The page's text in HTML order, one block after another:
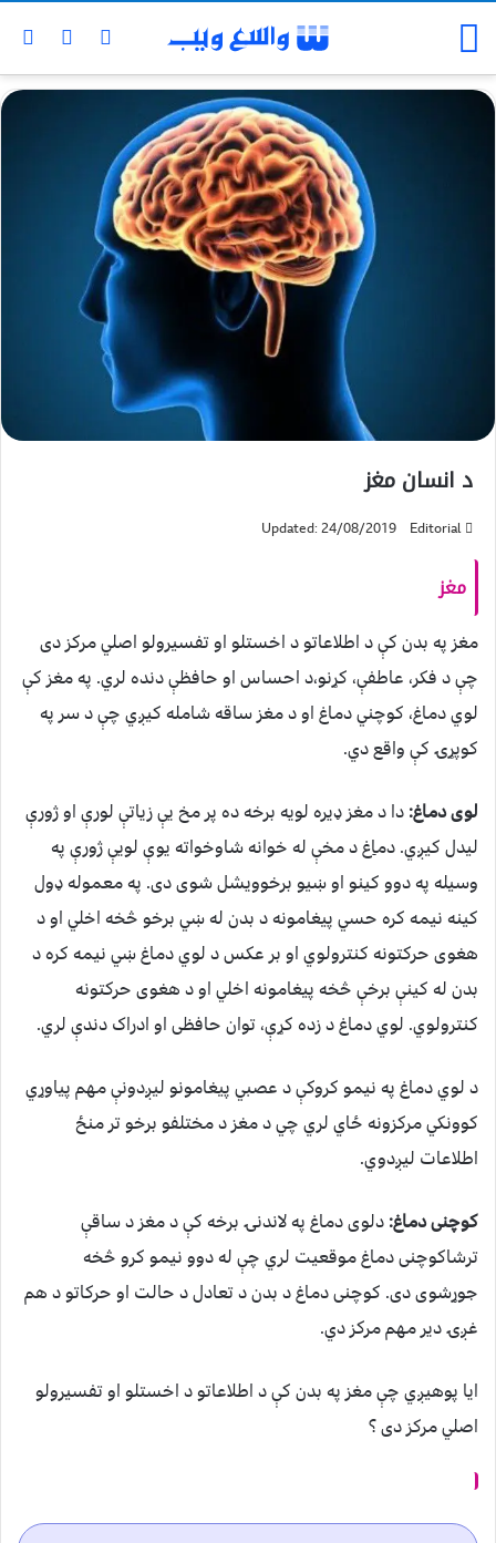
د انسان مغز
Editorial
Updated: 24/08/2019
مغز
مغز په بدن کې د اطلاعاتو د اخستلو او تفسیرولو اصلي مرکز دی
چې د فکر، عاطفې، کړنو،د احساس او حافظې دنده لري. په مغز کې
لوي دماغ، کوچني دماغ او د مغز ساقه شامله کیږي چې د سر په
کوپړۍ کې واقع دي.
لوی دماغ:دا د مغز ډیره لویه برخه ده پر مخ یې زیاتې لورې او ژورې
لیدل کیږي. دماِغ د مخې له خوانه شاوخواته یوې لویې ژورې په
وسیله په دوو کینو او ښیو برخوویشل شوی دی. په معموله ډول
کینه نیمه کره حسي پیغامونه د بدن له ښي برخو څخه اخلي او د
هغوی حرکتونه کنترولوي او بر عکس د لوي دماغ ښي نیمه کره د
بدن له کینې برخې څخه پیغامونه اخلي او د هغوی حرکتونه
کنترولوي. لوي دماغ د زده کړې، توان حافظی او ادراک دندې لري.
د لوي دماغ په نیمو کروکې د عصبي پیغامونو لیږدونې مهم پیاوړي
کوونکي مرکزونه ځاي لري چي د مغز د مختلفو برخو تر منځ
اطلاعات لیږدوي.
کوچنی دماغ:دلوی دماغ په لاندنۍ برخه کې د مغز د ساقې
ترشاکوچنی دماغ موقعیت لري چې له دوو نیمو کرو څخه
جوړشوی دی. کوچنی دماغ د بدن د تعادل د حالت او حرکاتو د هم
غږۍ دیر مهم مرکز دي.
ایا پوهیږي چې مغز په بدن کې د اطلاعاتو د اخستلو او تفسیرولو
اصلي مرکز دی ؟